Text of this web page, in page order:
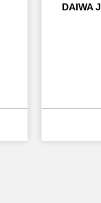
DAIWA